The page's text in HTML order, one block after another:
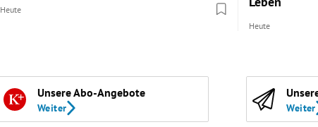
Heute
Heute
Unsere Abo-Angebote
Weiter Weiter